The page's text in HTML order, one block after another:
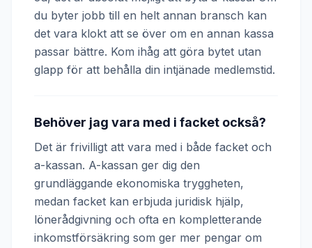
du byter jobb till en helt annan bransch kan
det vara klokt att se över om en annan kassa
passar bättre. Kom ihåg att göra bytet utan
glapp för att behålla din intjänade medlemstid.
Behöver jag vara med i facket också?
Det är frivilligt att vara med i både facket och
a-kassan. A-kassan ger dig den
grundläggande ekonomiska tryggheten,
medan facket kan erbjuda juridisk hjälp,
lönerådgivning och ofta en kompletterande
inkomstförsäkring som ger mer pengar om